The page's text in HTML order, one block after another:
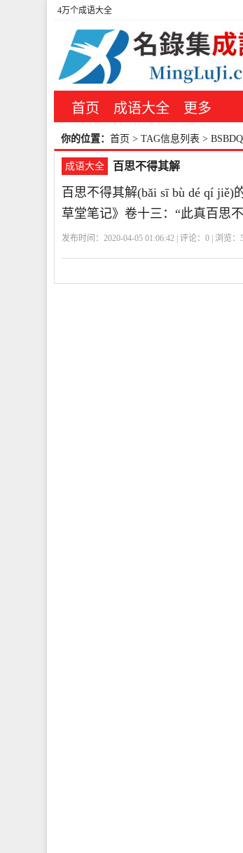
4万个成语大全
首页 成语大全 更多
你的位置： 首页 > TAG信息列表 >
成语大全 百思不得其解
百思不得其解(bǎi sī bù dé qí
草堂笔记》卷十三：“此真百思
发布时间：2020-04-05 01:06:42 | 评论： 0 | 浏览：
解
BSBDQJ 百 思 不 得 其 解